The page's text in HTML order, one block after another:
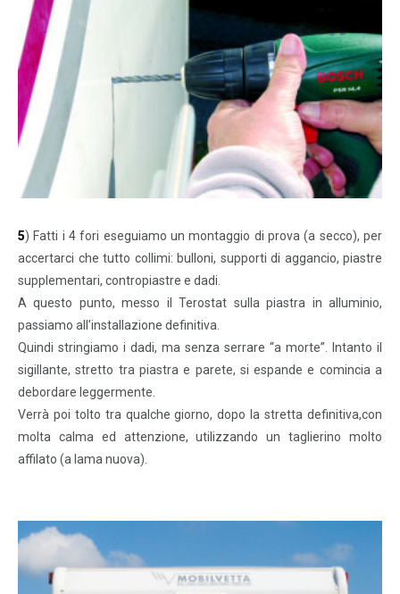
5) Fatti i 4 fori eseguiamo un montaggio di prova (a secco), per
accertarci che tutto collimi: bulloni, supporti di aggancio, piastre
supplementari, contropiastre e dadi.
A questo punto, messo il Terostat sulla piastra in alluminio,
passiamo all’installazione definitiva.
Quindi stringiamo i dadi, ma senza serrare “a morte”. Intanto il
sigillante, stretto tra piastra e parete, si espande e comincia a
debordare leggermente.
Verrà poi tolto tra qualche giorno, dopo la stretta definitiva,con
molta calma ed attenzione, utilizzando un taglierino molto
affilato (a lama nuova).